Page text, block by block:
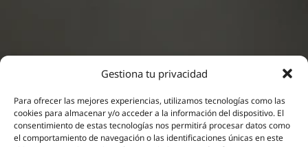
Gestiona tu privacidad
Para ofrecer las mejores experiencias, utilizamos tecnologías como las
cookies para almacenar y/o acceder a la información del dispositivo. El
consentimiento de estas tecnologías nos permitirá procesar datos como
el comportamiento de navegación o las identificaciones únicas en este
Neuromodulación